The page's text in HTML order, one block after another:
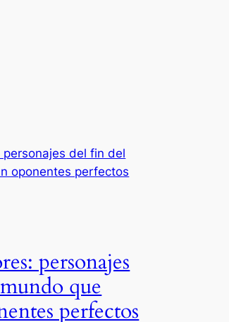
personajes
que
perfectos